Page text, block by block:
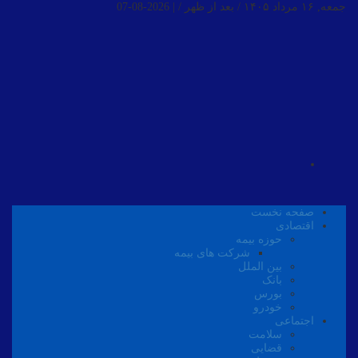
جمعه, ۱۶ مرداد ۱۴۰۵ / بعد از ظهر / 2026-08-07
صفحه نخست
اقتصادی
حوزه بیمه
شرکت های بیمه
بین الملل
بانک
بورس
خودرو
اجتماعی
سلامت
قضایی